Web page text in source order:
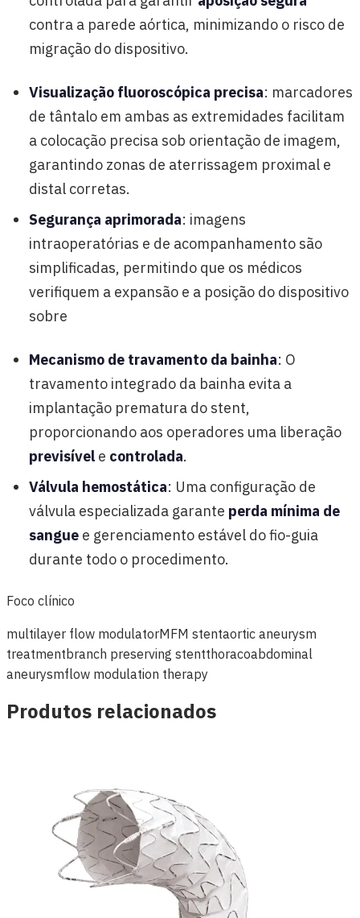
contra a parede aórtica, minimizando o risco de
migração do dispositivo.
Visualização fluoroscópica precisa: marcadores
de tântalo em ambas as extremidades facilitam
a colocação precisa sob orientação de imagem,
garantindo zonas de aterrissagem proximal e
distal corretas.
Segurança aprimorada: imagens
intraoperatórias e de acompanhamento são
simplificadas, permitindo que os médicos
verifiquem a expansão e a posição do dispositivo
sobre
Mecanismo de travamento da bainha: O
travamento integrado da bainha evita a
implantação prematura do stent,
proporcionando aos operadores uma liberação
previsível e controlada.
Válvula hemostática: Uma configuração de
válvula especializada garante perda mínima de
sangue e gerenciamento estável do fio-guia
durante todo o procedimento.
Foco clínico
multilayer flow modulatorMFM stentaortic aneurysm
treatment branch preserving stentthoracoabdominal
aneurysmflow modulation therapy
Produtos relacionados